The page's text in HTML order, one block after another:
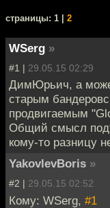
cтраницы: 1 | 2
WSerg »
#1 | 29.05.15 02:29
ДимЮрьич, а
старым
продвигаемым
Общий смысл
кому-то разницу
YakovlevBoris »
#2 | 29.05.15 02:52
Кому: WSerg, #1